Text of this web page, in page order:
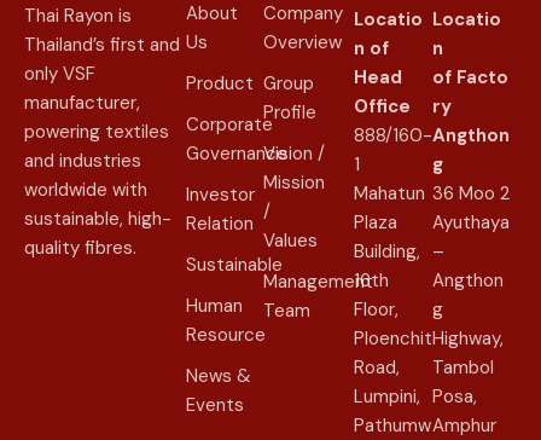
Thai Rayon is
Thailand’s first and
only VSF
manufacturer,
powering textiles
and industries
worldwide with
sustainable, high-
quality fibres.
About
Us
Product
Corporate
Governance
Investor
Relation
Sustainable
Human
Resource
News &
Events
Company
Overview
Group
Profile
Vision /
Mission
/
Values
Management
Team
Locatio
n of
Head
Office
888/160-
1
Mahatun
Plaza
Building,
16th
Floor,
Ploenchit
Road,
Lumpini,
Pathumw
Locatio
n
of Facto
ry
Angthon
g
36 Moo 2
Ayuthaya
–
Angthon
g
Highway,
Tambol
Posa,
Amphur